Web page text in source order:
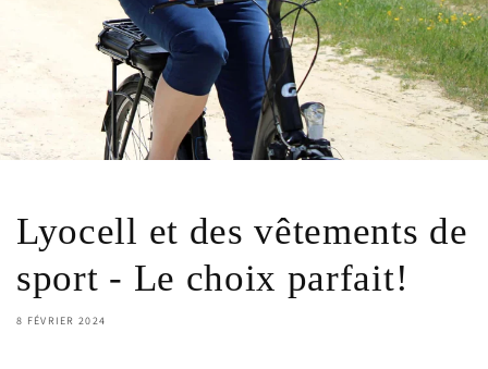
Lyocell et des vêtements de
sport - Le choix parfait!
8 FÉVRIER 2024